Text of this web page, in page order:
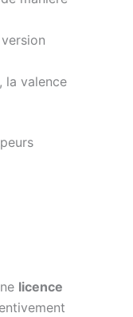
la valence
licence